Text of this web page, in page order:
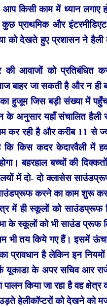
आप किसी काम में ध्यान
कुछ प्राथमिक और
को देखते हुए प्रशासन ने
की आवाजों को
बाहर जा सकती है और न ही
जिस बड़ी संख्या में पहुँच
अनुसार यहाँ संचालित हैली
कर रही है और करीब 11 से
किस कदर केदारवैली में
बहरहाल बच्चों की
में दो- दो क्लासेस
करने का काम शुरू कर
में ही स्कूलों को साउंडप्रूफ
के स्कूलों को भी साउंड प्रूफ
भी तय किये गए हैं। इसमें
प्रावधान है लेकिन इन
के अपर सचिव आर
किया जा रहा है वह
हेलीकॉप्टरों को देखने को